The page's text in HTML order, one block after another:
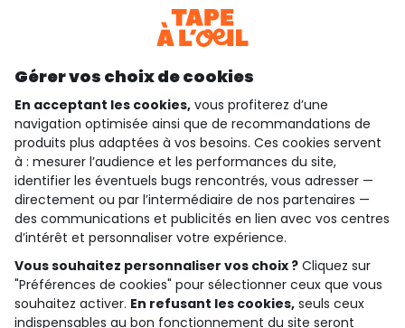
vous propose le meilleur des vêtements bébé et enfant, de la
naissance au 14 ans. Tout pour vos Original Kids !
sequins, nos combinaisons à assortir avec nos vestes pour mettre
un peu de chic dans sa garde-robe pour la fin d'année ! Pour votre
petit boy, retrouvez nos basiques : t-shirts imprimés, pulls,
doudounes, blousons bien chaud ou encore pantalons slim pour
un style bien cool qui fera l’unanimité dans la cour de récrée.
Et pour tous, afin de bien affronter l’hiver qui approche, des
panoplies bonnets, gants et écharpes qui en rendront envieux plus
d’un !
Pour bénéficier de réductions, d’invitations à nos événements, de
l’accès à nos ventes privées et d’autres bons plans, vous pouvez
adhérer à notre programme de fidélité. Vous avez envie d’aller plus
Gérer vos choix de cookies
En acceptant les cookies, vous profiterez d’une
navigation optimisée ainsi que de recommandations de
produits plus adaptées à vos besoins. Ces cookies servent
à : mesurer l’audience et les performances du site,
identifier les éventuels bugs rencontrés, vous adresser —
directement ou par l’intermédiaire de nos partenaires —
des communications et publicités en lien avec vos centres
d’intérêt et personnaliser votre expérience.
Vous souhaitez personnaliser vos choix ? Cliquez sur
"Préférences de cookies" pour sélectionner ceux que vous
souhaitez activer. En refusant les cookies, seuls ceux
indispensables au bon fonctionnement du site seront